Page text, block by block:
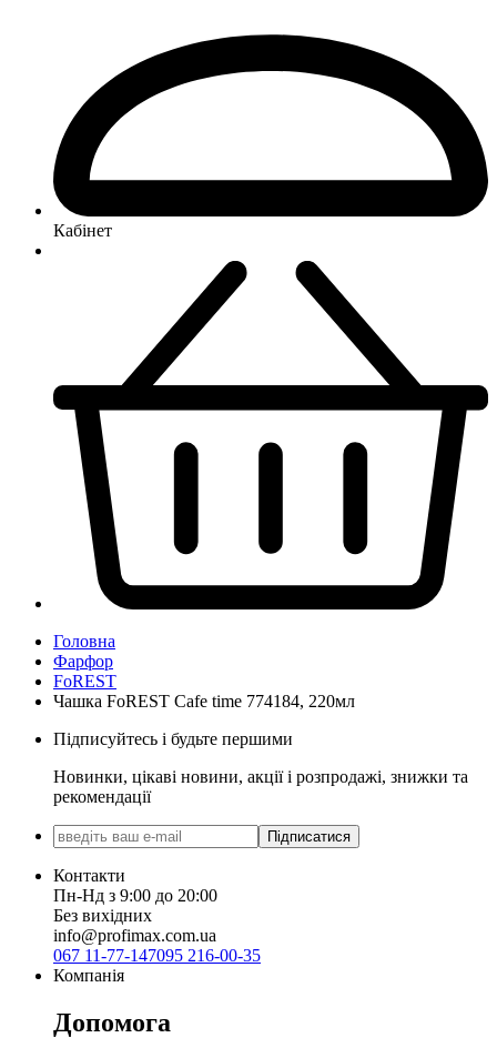
Кабінет
Головна
Фарфор
FoREST
Чашка FoREST Cafe time 774184, 220мл
Підписуйтесь і будьте першими
Новинки, цікаві новини, акції і розпродажі, знижки та
рекомендації
Підписатися
Контакти
Пн-Нд з 9:00 до 20:00
Без вихідних
info@profimax.com.ua
067 11-77-147095 216-00-35
Компанія
Допомога